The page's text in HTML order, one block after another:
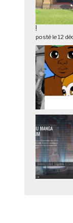
!
posté le 12